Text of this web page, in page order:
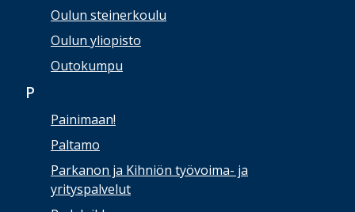
Oulun steinerkoulu
Oulun yliopisto
Outokumpu
P
Painimaan!
Paltamo
Parkanon ja Kihniön työvoima- ja
yrityspalvelut